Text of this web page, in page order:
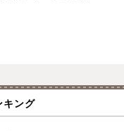
キング